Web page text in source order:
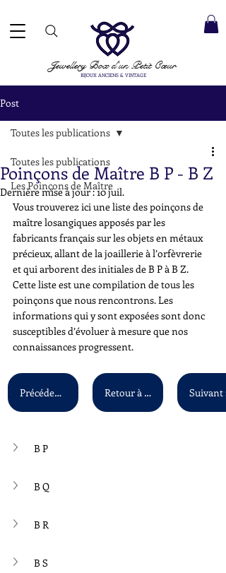
Jewellery Boxd'un Petit Cœur
BIJOUX ANCIENS & VINTAGE
Post
Toutes les publications
Les Poinçons de Maître
Toutes les publications
Poinçons de Maître B P - B Z
Dernière mise à jour :10 juil.
Vous trouverez ici une liste des poinçons de
maître losangiques apposés par les
fabricants français sur les objets en métaux
précieux, allant de la joaillerie à l’orfèvrerie
et qui arborent des initiales de B P à B Z.
Cette liste est une compilation de tous les
poinçons que nous rencontrons. Les
informations qui y sont exposées sont donc
susceptibles d’évoluer à mesure que nos
connaissances progressent.
Précédent : B G - B O Retour à la liste principale
B P
B Q
B R
B S